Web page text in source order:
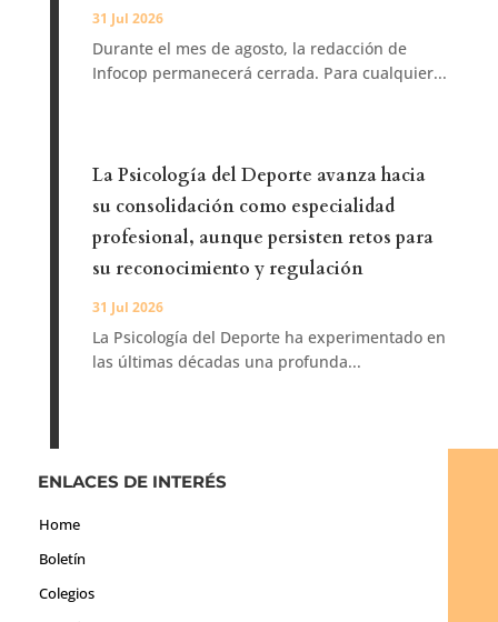
31 Jul 2026
Durante el mes de agosto, la redacción de
Infocop permanecerá cerrada. Para cualquier...
La Psicología del Deporte avanza hacia
su consolidación como especialidad
profesional, aunque persisten retos para
su reconocimiento y regulación
31 Jul 2026
La Psicología del Deporte ha experimentado en
las últimas décadas una profunda...
ENLACES DE INTERÉS
Home
Boletín
Colegios